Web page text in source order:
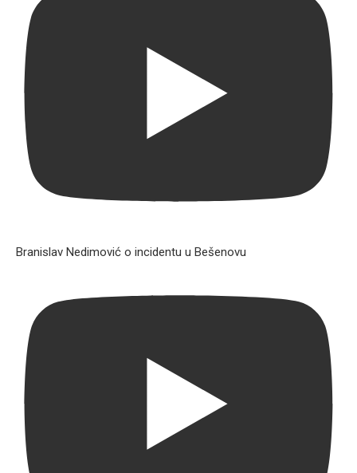
Branislav Nedimović o incidentu u Bešenovu